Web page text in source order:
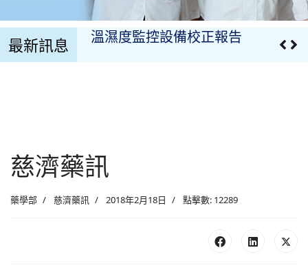
最新訊息
溫濕度監控設備校正報告
溫濕度監控記錄
最新消息
慈濟藥訊
藥學部 慈濟藥訊 2018年2月18日 點擊數: 12289